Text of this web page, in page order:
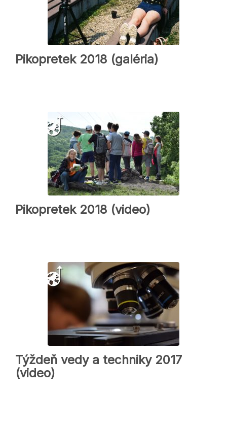
Pikopretek 2018 (galéria)
Pikopretek 2018 (video)
Týždeň vedy a techniky 2017
(video)